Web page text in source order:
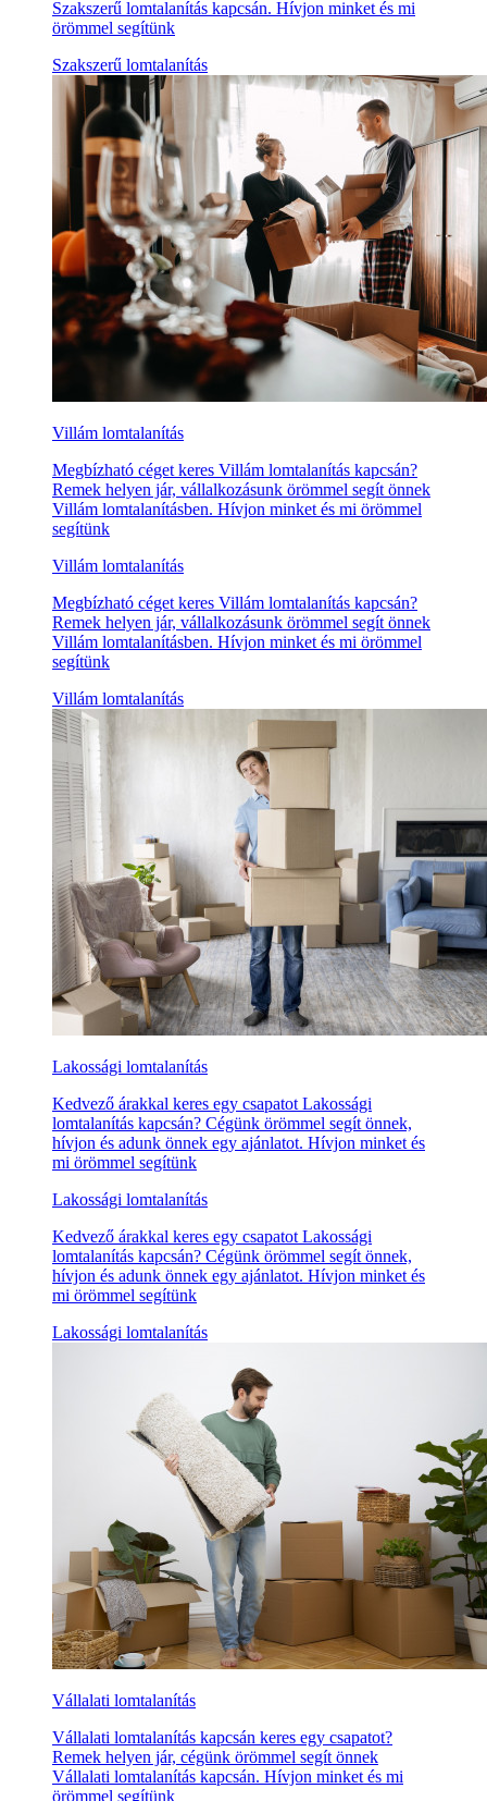
Szakszerű lomtalanítás kapcsán. Hívjon minket és mi
örömmel segítünk
Szakszerű lomtalanítás
Villám lomtalanítás
Megbízható céget keres Villám lomtalanítás kapcsán?
Remek helyen jár, vállalkozásunk örömmel segít önnek
Villám lomtalanításben. Hívjon minket és mi örömmel
segítünk
Villám lomtalanítás
Megbízható céget keres Villám lomtalanítás kapcsán?
Remek helyen jár, vállalkozásunk örömmel segít önnek
Villám lomtalanításben. Hívjon minket és mi örömmel
segítünk
Villám lomtalanítás
Lakossági lomtalanítás
Kedvező árakkal keres egy csapatot Lakossági
lomtalanítás kapcsán? Cégünk örömmel segít önnek,
hívjon és adunk önnek egy ajánlatot. Hívjon minket és
mi örömmel segítünk
Lakossági lomtalanítás
Kedvező árakkal keres egy csapatot Lakossági
lomtalanítás kapcsán? Cégünk örömmel segít önnek,
hívjon és adunk önnek egy ajánlatot. Hívjon minket és
mi örömmel segítünk
Lakossági lomtalanítás
Vállalati lomtalanítás
Vállalati lomtalanítás kapcsán keres egy csapatot?
Remek helyen jár, cégünk örömmel segít önnek
Vállalati lomtalanítás kapcsán. Hívjon minket és mi
örömmel segítünk